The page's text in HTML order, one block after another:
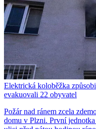
Elektrická koloběžka
evakuovali 22 obyvatel
Požár nad ránem zcela
domu v Plzni. První